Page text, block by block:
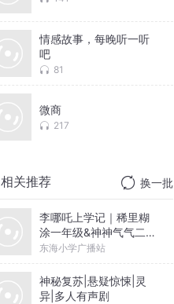
情感故事，每晚听一听
吧
81
微商
217
相关推荐 换一批
李哪吒上学记｜稀里糊
涂一年级&神神气气二年
级
东海小学广播站
神秘复苏|悬疑惊悚|灵
异|多人有声剧